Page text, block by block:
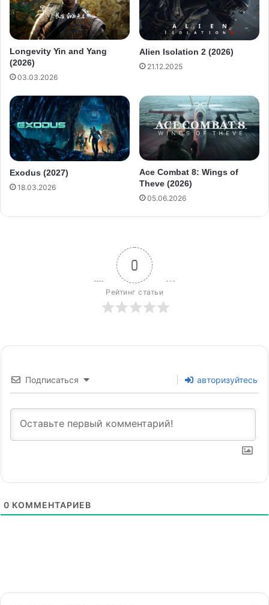
Longevity Yin and Yang
(2026)
03.03.2026
Alien Isolation 2 (2026)
21.12.2025
Exodus (2027)
18.03.2026
Ace Combat 8: Wings of
Theve (2026)
05.06.2026
0
Рейтинг статьи
Подписаться авторизуйтесь
0 КОММЕНТАРИЕВ